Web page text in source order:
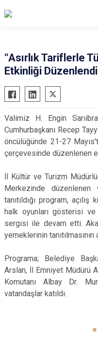
“Asırlık Tariflerle
Etkinliği Düzenlendi
Valimiz H. Engin
Cumhurbaşkanı Recep
öncülüğünde 21-27
çerçevesinde düzenlenen
İl Kültür ve Turizm
Merkezinde düzenlenen
tanıtıldığı program,
halk oyunları gösterisi ve
sergisi ile devam etti.
yemeklerinin
Programa; Belediye
Arslan, İl Emniyet Müdürü
Komutanı Albay Dr.
vatandaşlar katıldı.